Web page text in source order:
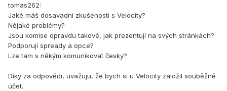
tomas262:
Jaké máš dosavadní zkušenosti s Velocity?
Nějaké problémy?
Jsou komise opravdu takové, jak prezentují na svých stránkách?
Podporují spready a opce?
Lze tam s někým komunikovat česky?
Díky za odpovědi, uvažuju, že bych si u Velocity založil souběžně
účet.